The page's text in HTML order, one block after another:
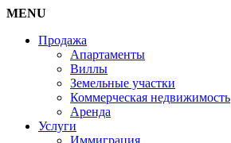
MENU
Продажа
Апартаменты
Виллы
Земельные участки
Коммерческая недвижимость
Аренда
Услуги
Иммиграция